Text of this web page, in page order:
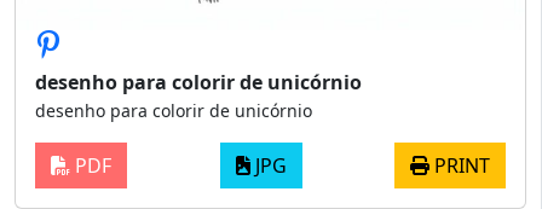
desenho para colorir de unicórnio
desenho para colorir de unicórnio
PDF JPG PRINT